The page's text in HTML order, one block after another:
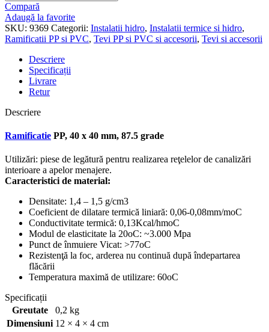
Compară
Adaugă la favorite
SKU: 9369 Categorii: Instalatii hidro, Instalatii termice si hidro,
Ramificatii PP si PVC, Tevi PP si PVC si accesorii, Tevi si accesorii
Descriere
Specificații
Livrare
Retur
Descriere
Ramificatie PP, 40 x 40 mm, 87.5 grade
Utilizări: piese de legătură pentru realizarea reţelelor de canalizări
interioare a apelor menajere.
Caracteristici de material:
Densitate: 1,4 – 1,5 g/cm3
Coeficient de dilatare termică liniară: 0,06-0,08mm/moC
Conductivitate termică: 0,13Kcal/hmoC
Modul de elasticitate la 20oC: ~3.000 Mpa
Punct de înmuiere Vicat: >77oC
Rezistenţă la foc, arderea nu continuă după îndepartarea
flăcării
Temperatura maximă de utilizare: 60oC
Specificații
Greutate
0,2 kg
Dimensiuni 12 × 4 × 4 cm